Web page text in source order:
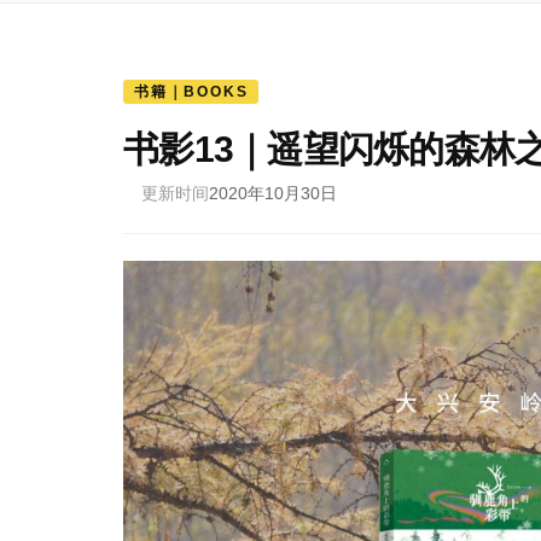
书籍｜BOOKS
书影13｜遥望闪烁的森林
更新时间2020年10月30日